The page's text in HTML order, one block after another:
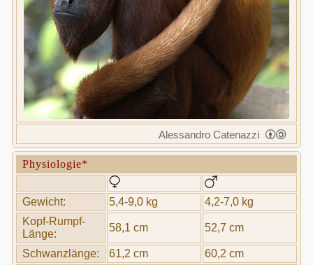
Alessandro Catenazzi
Physiologie*
Gewicht: 5,4-9,0 kg
4,2-7,0 kg
Kopf-Rumpf-
Länge:
58,1 cm 52,7 cm
Schwanzlänge: 61,2 cm 60,2 cm